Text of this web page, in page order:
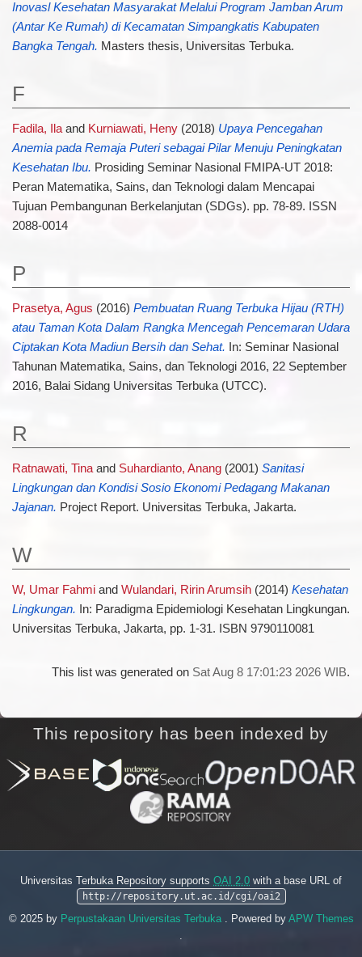
Inovasl Kesehatan Masyarakat Melalui Program Jamban Arum
(Antar Ke Rumah) di Kecamatan Simpangkatis Kabupaten
Bangka Tengah. Masters thesis, Universitas Terbuka.
F
Fadila, Ilaand Kurniawati, Heny(2018) Upaya Pencegahan
Anemia pada Remaja Puteri sebagai Pilar Menuju Peningkatan
Kesehatan Ibu. Prosiding Seminar Nasional FMIPA-UT 2018:
Peran Matematika, Sains, dan Teknologi dalam Mencapai
Tujuan Pembangunan Berkelanjutan (SDGs). pp. 78-89. ISSN
2088-0014
P
Prasetya, Agus (2016) Pembuatan Ruang Terbuka Hijau (RTH)
atau Taman Kota Dalam Rangka Mencegah Pencemaran Udara
Ciptakan Kota Madiun Bersih dan Sehat. In: Seminar Nasional
Tahunan Matematika, Sains, dan Teknologi 2016, 22 September
2016, Balai Sidang Universitas Terbuka (UTCC).
R
Ratnawati, Tinaand Suhardianto, Anang(2001) Sanitasi
Lingkungan dan Kondisi Sosio Ekonomi Pedagang Makanan
Jajanan. Project Report. Universitas Terbuka, Jakarta.
W
W, Umar Fahmiand Wulandari, Ririn Arumsih(2014) Kesehatan
Lingkungan. In: Paradigma Epidemiologi Kesehatan Lingkungan.
Universitas Terbuka, Jakarta, pp. 1-31. ISBN 9790110081
This list was generated on Sat Aug 8 17:01:23 2026 WIB.
This repository has been indexed by
Universitas Terbuka Repository supports OAI 2.0 with a base URL of
http://repository.ut.ac.id/cgi/oai2
© 2025 by Perpustakaan Universitas Terbuka . Powered by APW Themes